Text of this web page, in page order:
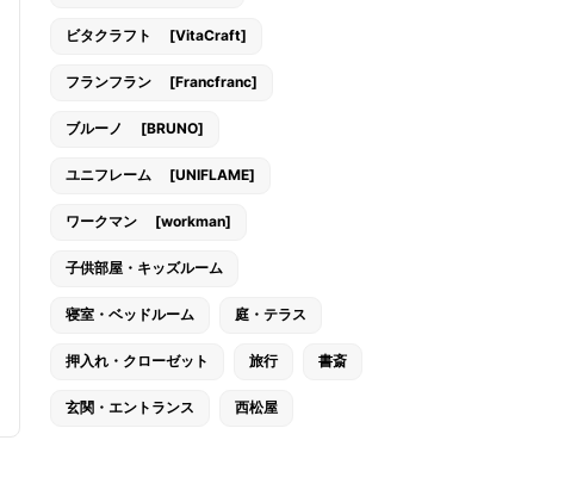
ビタクラフト [VitaCraft]
フランフラン [Francfranc]
ブルーノ [BRUNO]
ユニフレーム [UNIFLAME]
ワークマン [workman]
子供部屋・キッズルーム
寝室・ベッドルーム 庭・テラス
押入れ・クローゼット 旅行 書斎
玄関・エントランス 西松屋